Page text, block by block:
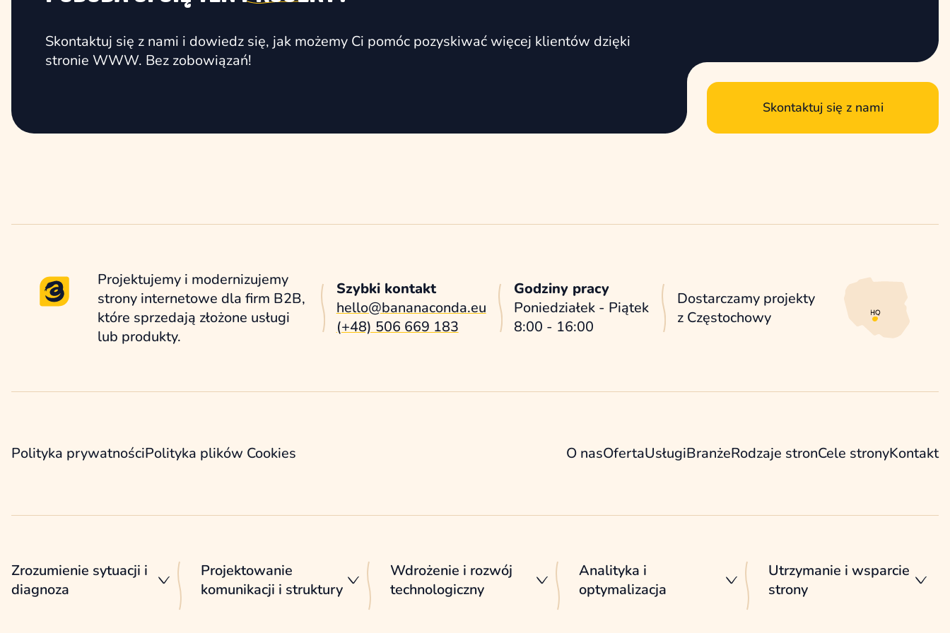
Skontaktuj się z nami i dowiedz się, jak możemy Ci pomóc pozyskiwać więcej klientów dzięki
stronie WWW. Bez zobowiązań!
Skontaktuj się z nami
Projektujemy i modernizujemy
strony internetowe dla firm B2B,
które sprzedają złożone usługi
lub produkty.
Szybki kontakt
hello@bananaconda.eu
(+48) 506 669 183
Godziny pracy
Poniedziałek - Piątek
8:00 - 16:00
Dostarczamy projekty
z Częstochowy
Polityka prywatnościPolityka plików Cookies O nasOfertaUsługiBranżeRodzaje stronCele stronyKontakt
Zrozumienie sytuacji i
diagnoza
Projektowanie
komunikacji i struktury
Wdrożenie i rozwój
technologiczny
Analityka i
optymalizacja
Utrzymanie i wsparcie
strony